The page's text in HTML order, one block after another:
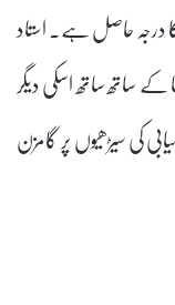
حاصل ہے۔ استاد
ساتھ ساتھ اسکی دیگر
کی سیڑھیوں پر گامزن